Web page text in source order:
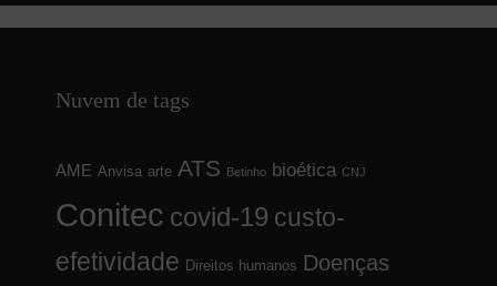
Nuvem de tags
AME Anvisa arte ATS Betinho bioética CNJ
Conitec covid-19 custo-
efetividade Direitos humanos Doenças